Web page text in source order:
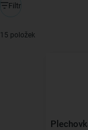
Filtr
15 položek